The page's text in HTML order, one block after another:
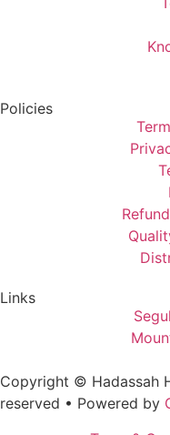
Policies
Links
Copyright © Hadassah
reserved • Powered by